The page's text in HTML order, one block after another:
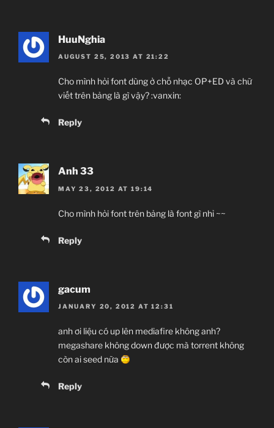
HuuNghia
AUGUST 25, 2013 AT 21:22
Cho mình hỏi font dùng ở chỗ nhạc OP+ED và chữ
viết trên bảng là gì vậy? :vanxin:
Reply
Anh 33
MAY 23, 2012 AT 19:14
Cho mình hỏi font trên bảng là font gì nhỉ ~~
Reply
gacum
JANUARY 20, 2012 AT 12:31
anh ơi liệu có up lên mediafire không anh?
megashare không down được mà torrent không
còn ai seed nữa
Reply